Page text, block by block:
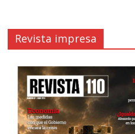
Revista impresa